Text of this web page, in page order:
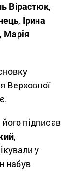
Вірастюк,
, Ірина
, Марія
Верховної
підписав
,
у
набув